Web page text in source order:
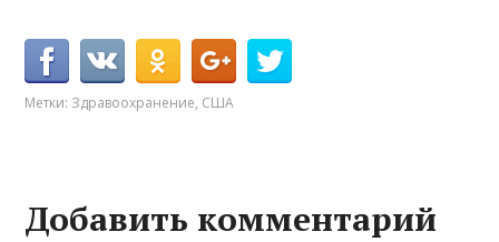
Метки: Здравоохранение, США
Добавить комментарий